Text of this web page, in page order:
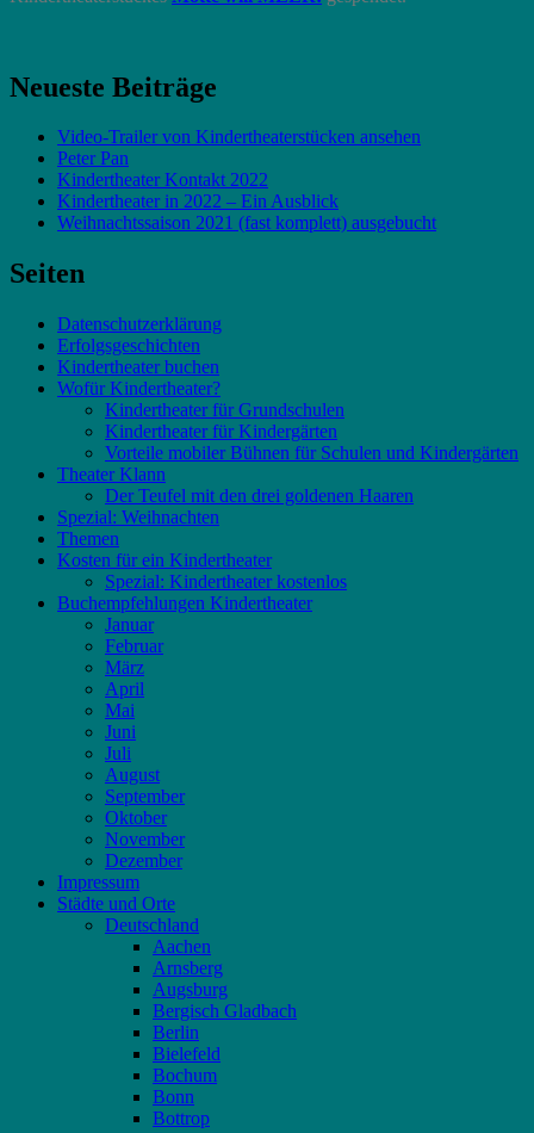
Neueste Beiträge
Video-Trailer von Kindertheaterstücken ansehen
Peter Pan
Kindertheater Kontakt 2022
Kindertheater in 2022 – Ein Ausblick
Weihnachtssaison 2021 (fast komplett) ausgebucht
Seiten
Datenschutzerklärung
Erfolgsgeschichten
Kindertheater buchen
Wofür Kindertheater?
Kindertheater für Grundschulen
Kindertheater für Kindergärten
Vorteile mobiler Bühnen für Schulen und Kindergärten
Theater Klann
Der Teufel mit den drei goldenen Haaren
Spezial: Weihnachten
Themen
Kosten für ein Kindertheater
Spezial: Kindertheater kostenlos
Buchempfehlungen Kindertheater
Januar
Februar
März
April
Mai
Juni
Juli
August
September
Oktober
November
Dezember
Impressum
Städte und Orte
Deutschland
Aachen
Arnsberg
Augsburg
Bergisch Gladbach
Berlin
Bielefeld
Bochum
Bonn
Bottrop